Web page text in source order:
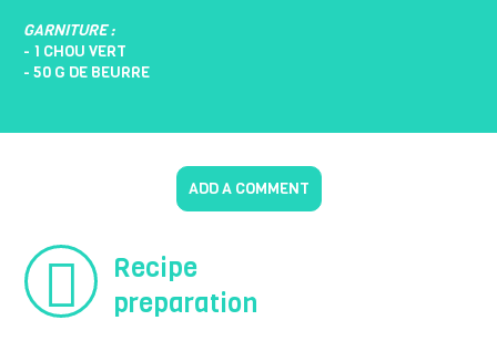
GARNITURE :
- 1 CHOU VERT
- 50 G DE BEURRE
ADD A COMMENT
Recipe
preparation